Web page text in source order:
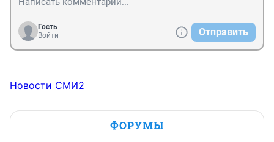
Гость
Войти
Отправить
Новости СМИ2
ФОРУМЫ